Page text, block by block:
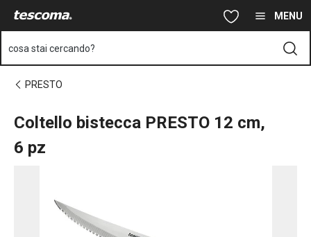
Vai al contenuto principale MENU
cosa stai cercando?
PRESTO
Coltello bistecca PRESTO 12 cm,
6 pz